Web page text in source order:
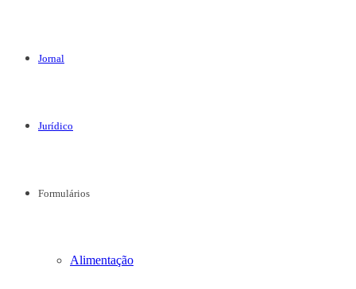
Jornal
Jurídico
Formulários
Alimentação